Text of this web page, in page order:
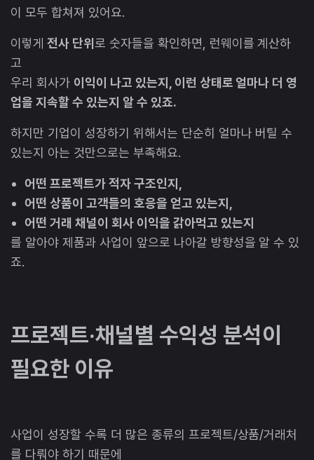
이 모두 합쳐져 있어요.
이렇게 전사 단위 로 숫자들을 확인하면, 런웨이를 계산하
고
우리 회사가 이익이 나고 있는지, 이런 상태로 얼마나 더 영
업을 지속할 수 있는지 알 수 있죠.
하지만 기업이 성장하기 위해서는 단순히 얼마나 버틸 수
있는지 아는 것만으로는 부족해요.
어떤 프로젝트가 적자 구조인지,
어떤 상품이 고객들의 호응을 얻고 있는지,
어떤 거래 채널이 회사 이익을 갉아먹고 있는지
를 알아야 제품과 사업이 앞으로 나아갈 방향성을 알 수 있
죠.
프로젝트·채널별 수익성 분석이
필요한 이유
사업이 성장할 수록 더 많은 종류의 프로젝트/상품/거래처
를 다뤄야 하기 때문에